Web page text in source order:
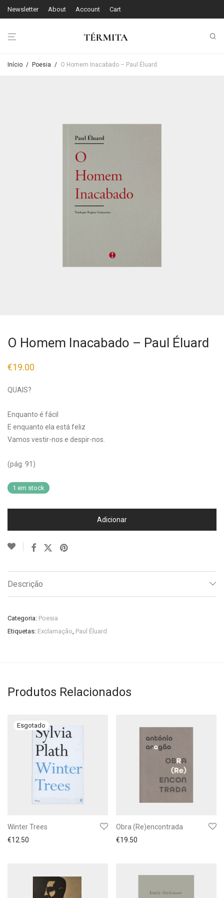
Newsletter About Account Cart
Início / Poesia / O Homem Inacabado – Paul Éluard
O Homem Inacabado – Paul Éluard
€19.00
QUAIS?
Enquanto é fácil
E enquanto ela está feliz
Vamos vestir-nos e despir-nos.
(pág. 91)
1 em stock
Adicionar
Descrição
Categoria: Poesia
Etiquetas: Exclamação, Paul Éluard
Produtos Relacionados
Winter Trees
€12.50
Obra (Re)encontrada
€19.50